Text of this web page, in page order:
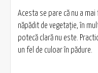
Acesta se pare că nu a
năpădit de vegetaţie, în
potecă clară nu este.
un fel de culoar în pădure.